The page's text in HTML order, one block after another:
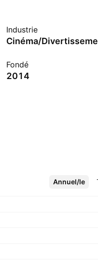
Industrie
Cinéma/
Fondé
2014
Annuel/le
Plus